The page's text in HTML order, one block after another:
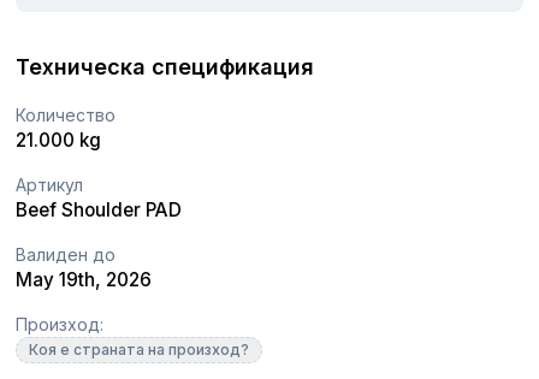
Техническа спецификация
Количество
21.000 kg
Артикул
Beef Shoulder PAD
Валиден до
May 19th, 2026
Произход:
Коя е страната на произход?